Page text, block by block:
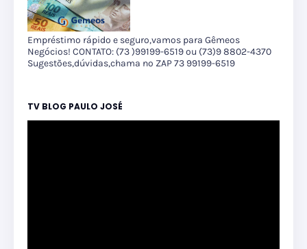
Empréstimo rápido e seguro,vamos para Gêmeos
Negócios! CONTATO: (73 )99199-6519 ou (73)9 8802-4370
Sugestões,dúvidas,chama no ZAP 73 99199-6519
TV BLOG PAULO JOSÉ